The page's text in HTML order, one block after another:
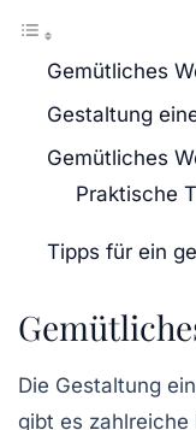
Gemütliches
Gestaltung
Gemütliches
Praktische
Tipps für ein
Die Gestaltung
gibt es zahlreiche